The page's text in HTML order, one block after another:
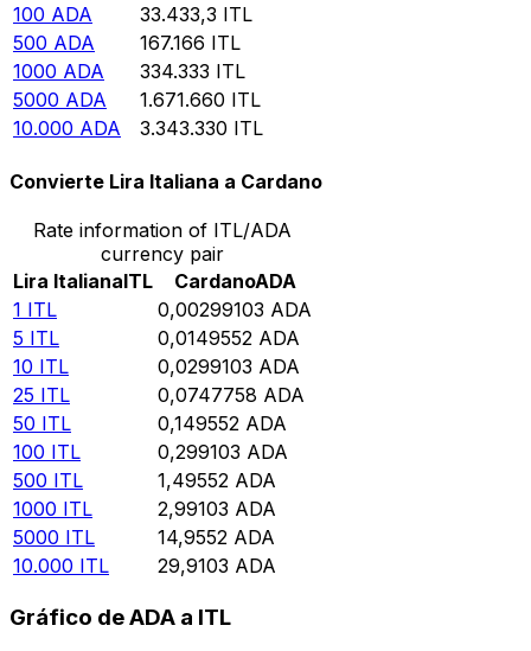
100 ADA 33.433,3 ITL
500 ADA 167.166 ITL
1000 ADA 334.333 ITL
5000 ADA 1.671.660 ITL
10.000 ADA 3.343.330 ITL
Convierte Lira Italiana a Cardano
Rate information of ITL/ADA
currency pair
Lira ItalianaITL CardanoADA
1 ITL 0,00299103 ADA
5 ITL 0,0149552 ADA
10 ITL 0,0299103 ADA
25 ITL 0,0747758 ADA
50 ITL 0,149552 ADA
100 ITL 0,299103 ADA
500 ITL 1,49552 ADA
1000 ITL 2,99103 ADA
5000 ITL 14,9552 ADA
10.000 ITL 29,9103 ADA
Gráfico de ADA a ITL